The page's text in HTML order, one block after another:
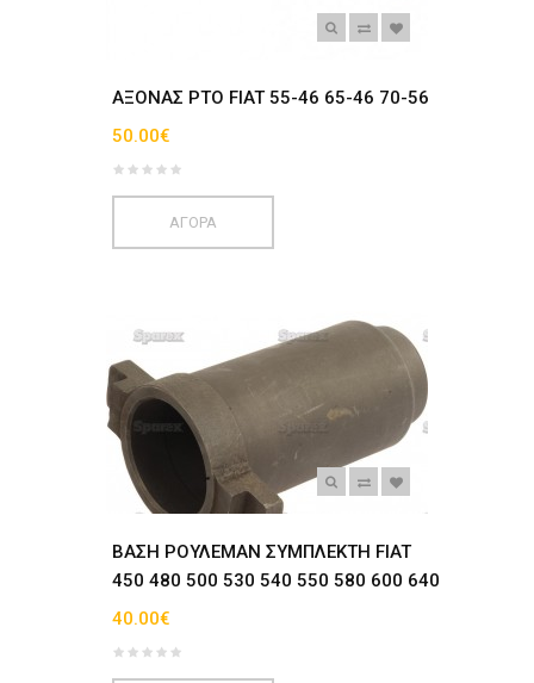
AΞΟΝΑΣ ΡΤΟ FIAT 55-46 65-46 70-56
50.00€
ΑΓΟΡΑ
BAΣΗ ΡΟΥΛΕΜΑΝ ΣΥΜΠΛΕΚΤΗ FIAT
450 480 500 530 540 550 580 600 640
40.00€